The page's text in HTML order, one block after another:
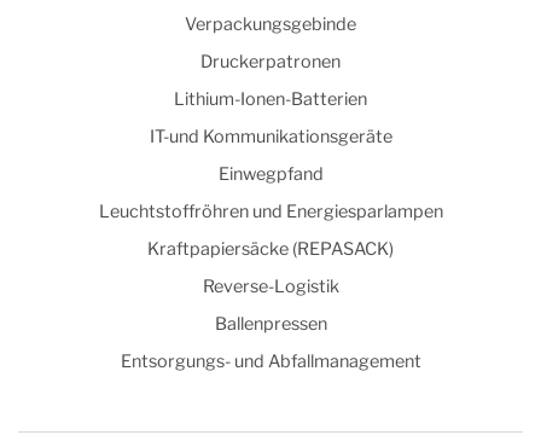
Verpackungsgebinde
Druckerpatronen
Lithium-Ionen-Batterien
IT-und Kommunikationsgeräte
Einwegpfand
Leuchtstoffröhren und Energiesparlampen
Kraftpapiersäcke (REPASACK)
Reverse-Logistik
Ballenpressen
Entsorgungs- und Abfallmanagement